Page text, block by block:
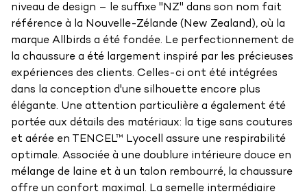
niveau de design – le suffixe "NZ" dans son nom fait
référence à la Nouvelle-Zélande (New Zealand), où la
marque Allbirds a été fondée. Le perfectionnement de
la chaussure a été largement inspiré par les précieuses
expériences des clients. Celles-ci ont été intégrées
dans la conception d'une silhouette encore plus
élégante. Une attention particulière a également été
portée aux détails des matériaux: la tige sans coutures
et aérée en TENCEL™ Lyocell assure une respirabilité
optimale. Associée à une doublure intérieure douce en
mélange de laine et à un talon rembourré, la chaussure
offre un confort maximal. La semelle intermédiaire